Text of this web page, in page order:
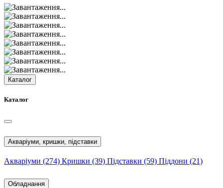
Каталог
Каталог
Акваріуми, кришки, підставки
Акваріуми (274) Кришки (39) Підставки (59) Піддони (21)
Обладнання